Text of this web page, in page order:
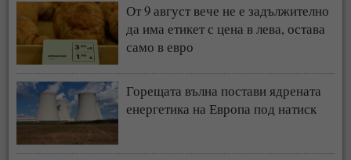
От 9 август вече не е задължително
да има етикет с цена в лева, остава
само в евро
Горещата вълна постави ядрената
енергетика на Европа под натиск